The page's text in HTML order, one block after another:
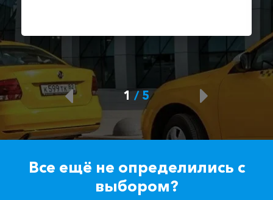
1 /5
Все ещё не определились с
выбором?